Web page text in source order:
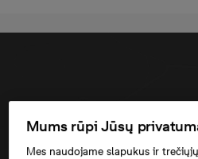
Mums rūpi Jūsų
Mes naudojame slapukus ir